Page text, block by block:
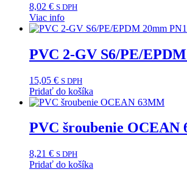
8,02 € S DPH
Viac info
PVC 2-GV S6/PE/
15,05 € S DPH
Pridať do košíka
PVC šroubenie OCEAN
8,21 € S DPH
Pridať do košíka